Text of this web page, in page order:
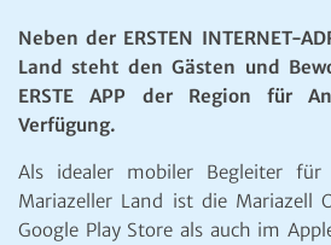
Neben der ERSTEN INTERNET-
Land steht den Gästen und
ERSTE APP der Region für
Verfügung.
Als idealer mobiler Begleiter
Mariazeller Land ist die Mariazell
Google Play Store als auch im